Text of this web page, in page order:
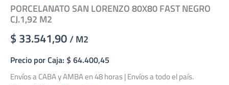
PORCELANATO SAN LORENZO 80X80 FAST NEGRO
CJ.1,92 M2
$ 33.541,90/ M2
Precio por Caja: $ 64.400,45
Envíos a CABA y AMBA en 48 horas | Envíos a todo el país.